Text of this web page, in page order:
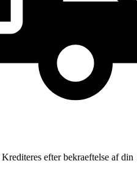
Krediteres efter bekraeftelse af din